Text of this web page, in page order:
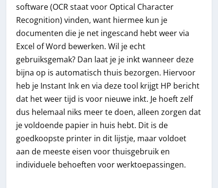
software (OCR staat voor Optical Character
Recognition) vinden, want hiermee kun je
documenten die je net ingescand hebt weer via
Excel of Word bewerken. Wil je echt
gebruiksgemak? Dan laat je je inkt wanneer deze
bijna op is automatisch thuis bezorgen. Hiervoor
heb je Instant Ink en via deze tool krijgt HP bericht
dat het weer tijd is voor nieuwe inkt. Je hoeft zelf
dus helemaal niks meer te doen, alleen zorgen dat
je voldoende papier in huis hebt. Dit is de
goedkoopste printer in dit lijstje, maar voldoet
aan de meeste eisen voor thuisgebruik en
individuele behoeften voor werktoepassingen.